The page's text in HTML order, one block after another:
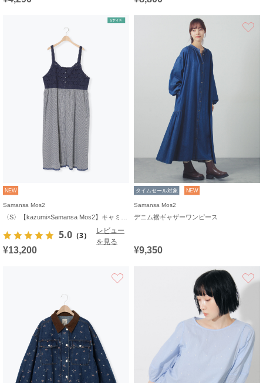
NEW
Samansa Mos2
5.0 （3）
レビュー
を見る
¥13,200
タイムセール対象 NEW
Samansa Mos2
デニム裾ギャザーワンピース
¥9,350